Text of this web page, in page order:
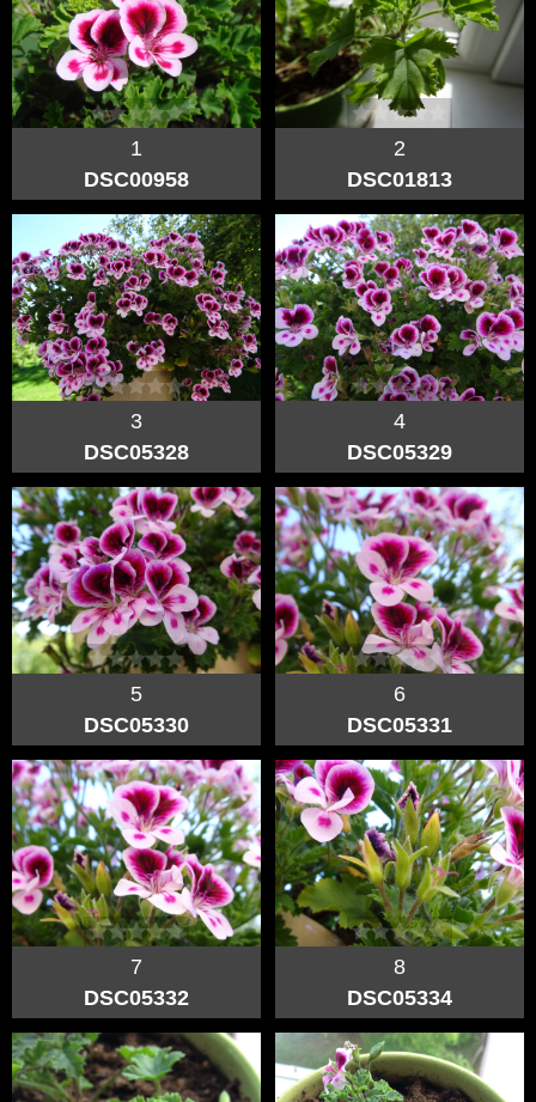
1
DSC00958
2
DSC01813
3
DSC05328
4
DSC05329
5
DSC05330
6
DSC05331
7
DSC05332
8
DSC05334